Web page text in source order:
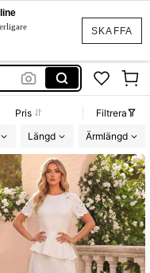
SKAFFA
Pris
Filtrera
Längd Ärmlängd